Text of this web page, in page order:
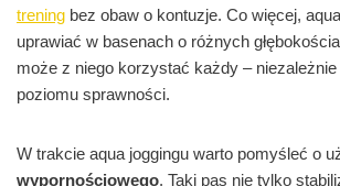
trening bez obaw o kontuzje. Co więcej,
uprawiać w basenach o różnych
może z niego korzystać każdy –
poziomu sprawności.
W trakcie aqua joggingu warto pomyśleć o
wypornościowego. Taki pas nie tylko